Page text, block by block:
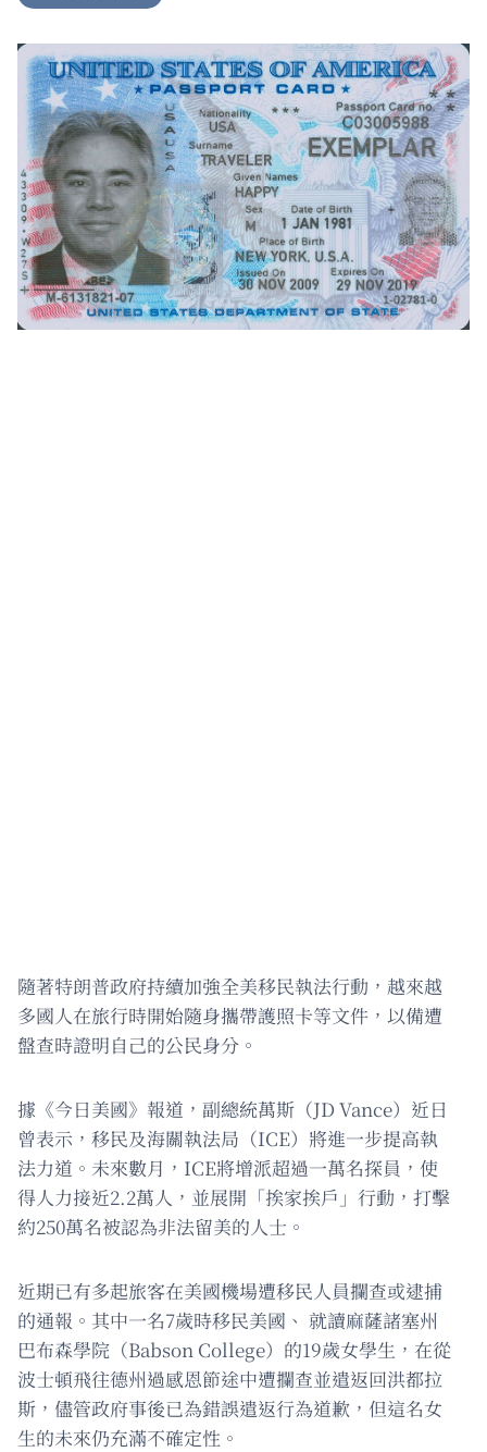
隨著特朗普政府持續加強全美移民執法行動，越來越
多國人在旅行時開始隨身攜帶護照卡等文件，以備遭
盤查時證明自己的公民身分。
據《今日美國》報道，副總統萬斯（JD Vance）近日
曾表示，移民及海關執法局（ICE）將進一步提高執
法力道。未來數月，ICE將增派超過一萬名探員，使
得人力接近2.2萬人，並展開「挨家挨戶」行動，打擊
約250萬名被認為非法留美的人士。
近期已有多起旅客在美國機場遭移民人員攔查或逮捕
的通報。其中一名7歲時移民美國、 就讀麻薩諸塞州
巴布森學院（Babson College）的19歲女學生，在從
波士頓飛往德州過感恩節途中遭攔查並遣返回洪都拉
斯，儘管政府事後已為錯誤遣返行為道歉，但這名女
生的未來仍充滿不確定性。